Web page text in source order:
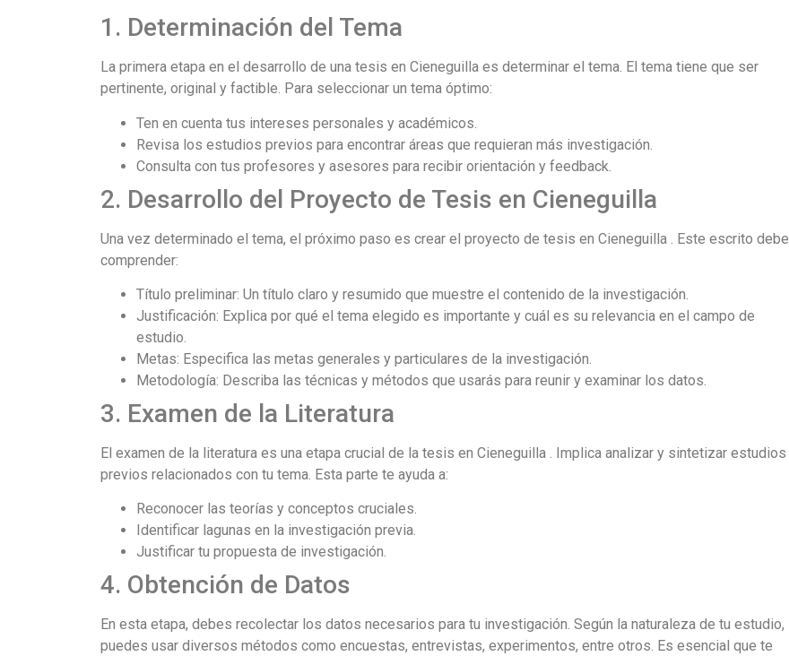
1. Determinación del Tema
La primera etapa en el desarrollo de una tesis en Cieneguilla es determinar el tema. El tema tiene que ser
pertinente, original y factible. Para seleccionar un tema óptimo:
Ten en cuenta tus intereses personales y académicos.
Revisa los estudios previos para encontrar áreas que requieran más investigación.
Consulta con tus profesores y asesores para recibir orientación y feedback.
2. Desarrollo del Proyecto de Tesis en Cieneguilla
Una vez determinado el tema, el próximo paso es crear el proyecto de tesis en Cieneguilla . Este escrito debe
comprender:
Título preliminar: Un título claro y resumido que muestre el contenido de la investigación.
Justificación: Explica por qué el tema elegido es importante y cuál es su relevancia en el campo de
estudio.
Metas: Especifica las metas generales y particulares de la investigación.
Metodología: Describa las técnicas y métodos que usarás para reunir y examinar los datos.
3. Examen de la Literatura
El examen de la literatura es una etapa crucial de la tesis en Cieneguilla . Implica analizar y sintetizar estudios
previos relacionados con tu tema. Esta parte te ayuda a:
Reconocer las teorías y conceptos cruciales.
Identificar lagunas en la investigación previa.
Justificar tu propuesta de investigación.
4. Obtención de Datos
En esta etapa, debes recolectar los datos necesarios para tu investigación. Según la naturaleza de tu estudio,
puedes usar diversos métodos como encuestas, entrevistas, experimentos, entre otros. Es esencial que te